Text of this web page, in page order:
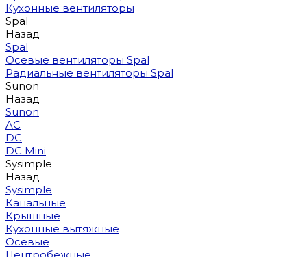
Кухонные вентиляторы
Spal
Назад
Spal
Осевые вентиляторы Spal
Радиальные вентиляторы Spal
Sunon
Назад
Sunon
AC
DC
DC Mini
Sysimple
Назад
Sysimple
Канальные
Крышные
Кухонные вытяжные
Осевые